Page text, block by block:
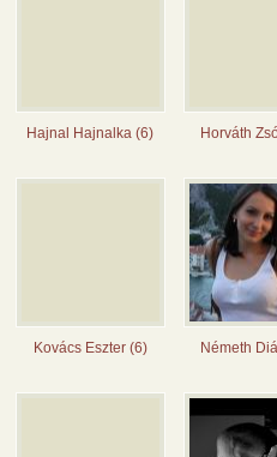
Hajnal Hajnalka (6) Horváth
Kovács Eszter (6) Németh